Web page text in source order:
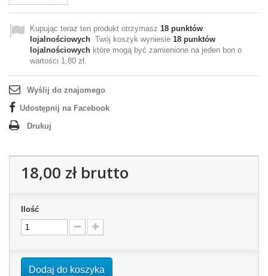
Kupując teraz ten produkt otrzymasz 18 punktów
lojalnościowych. Twój koszyk wyniesie 18 punktów
lojalnościowych które mogą być zamienione na jeden bon o
wartości 1,80 zł.
Wyślij do znajomego
Udostępnij na Facebook
Drukuj
18,00 złbrutto
Ilość
Dodaj do koszyka